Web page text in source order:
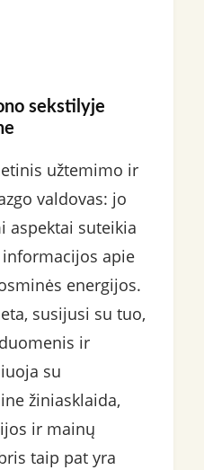
sekstilyje
užtemimo ir
valdovas: jo
aspektai suteikia
apie
energijos.
susijusi su tuo,
ir
su
žiniasklaida,
ir mainų
taip pat yra